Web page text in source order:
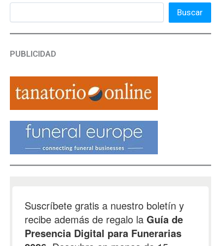
Buscar
PUBLICIDAD